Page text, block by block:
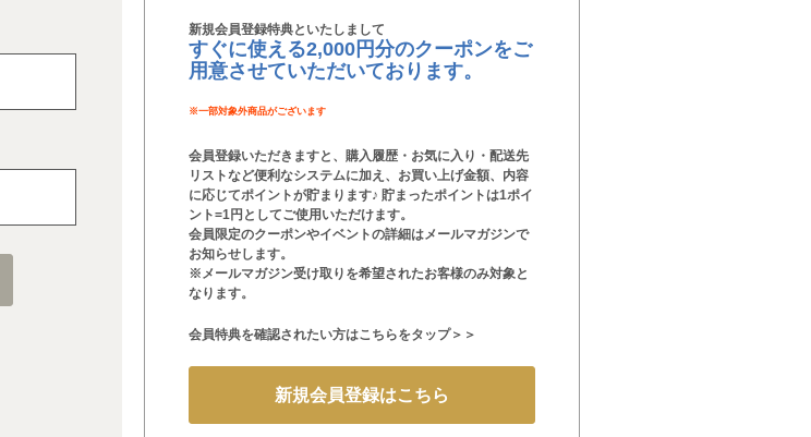
新規会員登録特典といたしまして
すぐに使える2,000円分のクーポンをご
用意させていただいております。
※一部対象外商品がございます
会員登録いただきますと、購入履歴・お気に入り・配送先
リストなど便利なシステムに加え、お買い上げ金額、内容
に応じてポイントが貯まります♪ 貯まったポイントは1ポイ
ント=1円としてご使用いただけます。
会員限定のクーポンやイベントの詳細はメールマガジンで
お知らせします。
※メールマガジン受け取りを希望されたお客様のみ対象と
なります。
会員特典を確認されたい方はこちらをタップ＞＞
新規会員登録はこちら